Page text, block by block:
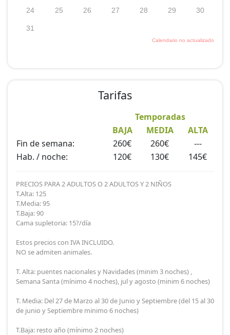
Tarifas
Temporadas
BAJA
MEDIA
ALTA
Fin de semana:
260€ 260€
---
Hab. / noche:
120€ 130€ 145€
PRECIOS PARA 2 ADULTOS O 2 ADULTOS Y 2 NIÑOS
T.Alta: 125
T.Media: 95
T.Baja: 90
Cama supletoria: 15?/día
Estos precios con IVA INCLUIDO.
NO se admiten animales.
T. Alta: puentes nacionales y Navidades (minim 3 noches) ,
Semana Santa (mínimo 4 noches), jul y agosto (minim 6 noches)
T. Media: Del 27 de Marzo al 30 de Junio y Septiembre (del 15 al 30
de junio y Septiembre minimo 6 noches)
T.Baja: resto año (mínimo 2 noches)